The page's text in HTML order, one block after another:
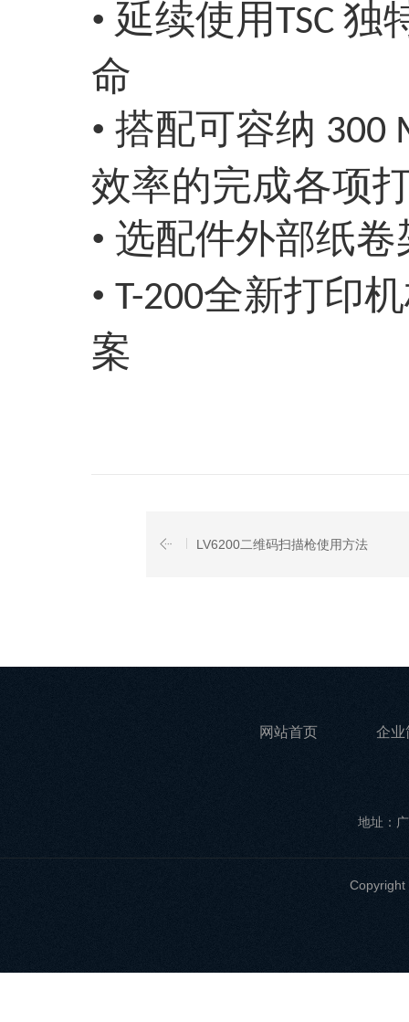
• 延续使用TSC 独
命
• 搭配可容纳 300
效率的完成各项
• 选配件外部纸
• T-200全新打印
案
LV6200二维码扫描枪使用方法
网站首页 企业
地址：